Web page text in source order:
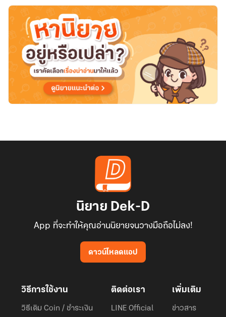
นิยาย Dek-D
App ที่จะทำให้คุณอ่านนิยายจนวางมือถือไม่ลง!
ดาวน์โหลดแอป
วิธีการใช้งาน
วิธีเติม Coin / ชำระเงิน
ติดต่อเรา
LINE Official
เพิ่มเติม
ข่าวสาร